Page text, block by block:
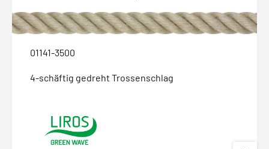
01141-3500
4-schäftig gedreht Trossenschlag